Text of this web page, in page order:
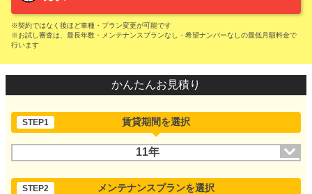
※契約ではなく後ほど車種・プラン変更が可能です
※お試し審査は、最長年数・メンテナンスプランなし・希望ナンバーなしの最低月額料金で
行います
かんたんお見積り
STEP1 賃貸期間を選択
11年
STEP2 メンテナンスプランを選択